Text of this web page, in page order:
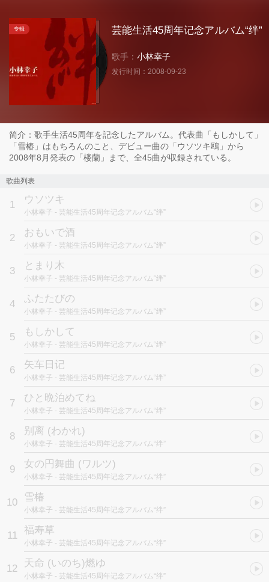
专辑 芸能生活45周年记念アルバム“绊”
歌手： 小林幸子
发行时间： 2008-09-23
简介：歌手生活45周年を記念したアルバム。代表曲「もしかして」
「雪椿」はもちろんのこと、デビュー曲の「ウソツキ鴎」から
2008年8月発表の「楼蘭」まで、全45曲が収録されている。
歌曲列表
1 ウソツキ
小林幸子 - 芸能生活45周年记念アルバム“绊”
2 おもいで酒
小林幸子 - 芸能生活45周年记念アルバム“绊”
3 とまり木
小林幸子 - 芸能生活45周年记念アルバム“绊”
4 ふたたびの
小林幸子 - 芸能生活45周年记念アルバム“绊”
5 もしかして
小林幸子 - 芸能生活45周年记念アルバム“绊”
6 矢车日记
小林幸子 - 芸能生活45周年记念アルバム“绊”
7 ひと晩泊めてね
小林幸子 - 芸能生活45周年记念アルバム“绊”
8 别离 (わかれ)
小林幸子 - 芸能生活45周年记念アルバム“绊”
9 女の円舞曲 (ワルツ)
小林幸子 - 芸能生活45周年记念アルバム“绊”
10 雪椿
小林幸子 - 芸能生活45周年记念アルバム“绊”
11 福寿草
小林幸子 - 芸能生活45周年记念アルバム“绊”
12 天命 (いのち)燃ゆ
小林幸子 - 芸能生活45周年记念アルバム“绊”